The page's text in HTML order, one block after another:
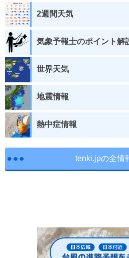
2週間天気
気象予報士のポイント解
世界天気
地震情報
熱中症情報
tenki.jpの全情